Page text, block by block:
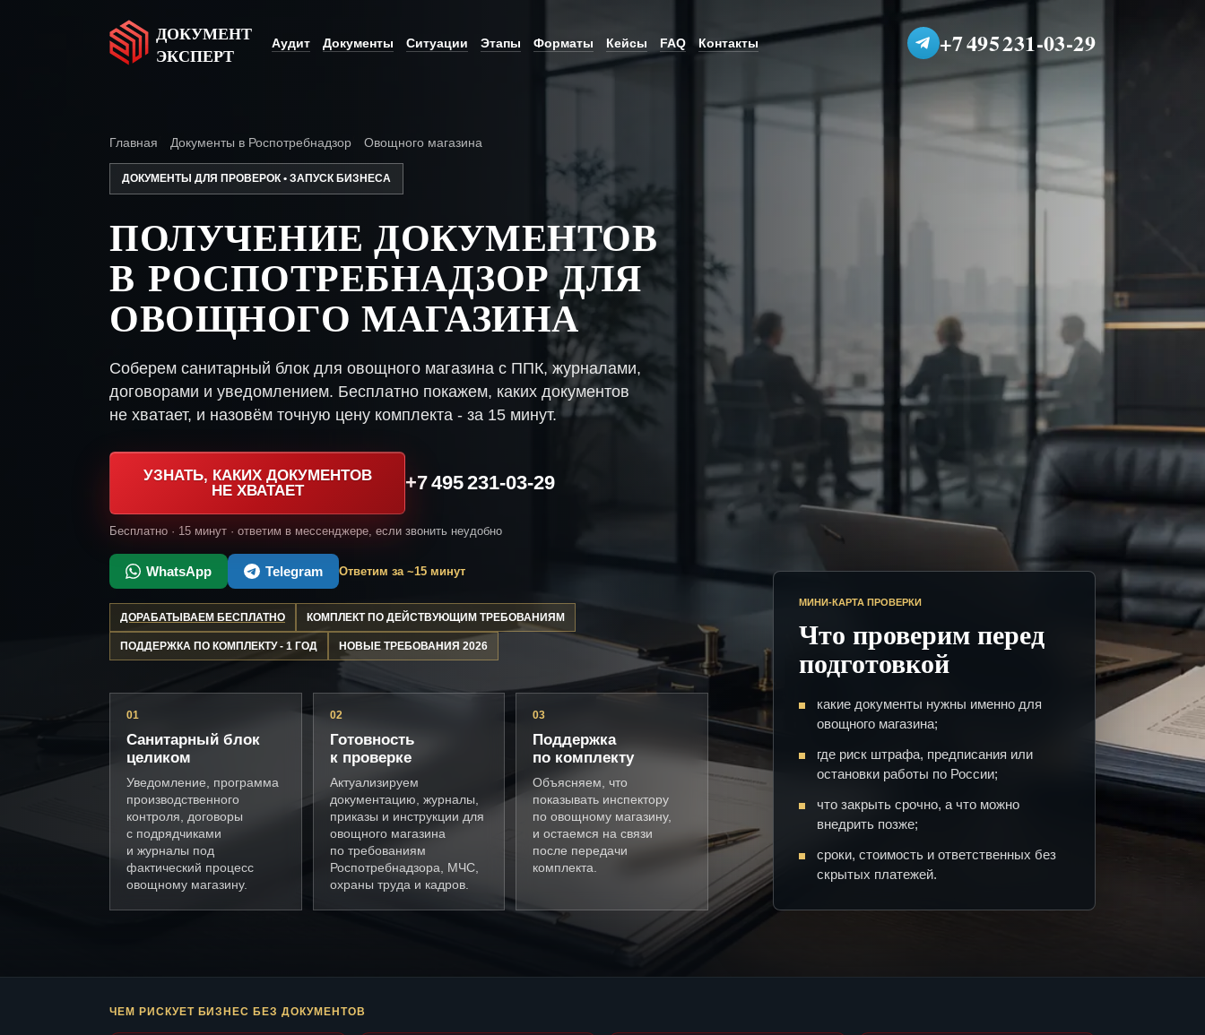
ДОКУМЕНТ
ЭКСПЕРТ
Аудит Документы Ситуации Этапы Форматы Кейсы FAQ Контакты +7 495 231-03-29
Главная Документы в Роспотребнадзор Овощного магазина
ДОКУМЕНТЫ ДЛЯ ПРОВЕРОК • ЗАПУСК БИЗНЕСА
ПОЛУЧЕНИЕ ДОКУМЕНТОВ
В РОСПОТРЕБНАДЗОР ДЛЯ
ОВОЩНОГО МАГАЗИНА
Соберем санитарный блок для овощного магазина с ППК, журналами,
договорами и уведомлением. Бесплатно покажем, каких документов
не хватает, и назовём точную цену комплекта - за 15 минут.
УЗНАТЬ, КАКИХ ДОКУМЕНТОВ
НЕ ХВАТАЕТ
+7 495 231-03-29
Бесплатно · 15 минут · ответим в мессенджере, если звонить неудобно
WhatsApp Telegram Ответим за ~15 минут
ДОРАБАТЫВАЕМ БЕСПЛАТНО КОМПЛЕКТ ПО ДЕЙСТВУЮЩИМ ТРЕБОВАНИЯМ
ПОДДЕРЖКА ПО КОМПЛЕКТУ - 1 ГОД НОВЫЕ ТРЕБОВАНИЯ 2026
01
Санитарный блок
целиком
Уведомление, программа
производственного
контроля, договоры
с подрядчиками
и журналы под
фактический процесс
овощному магазину.
02
Готовность
к проверке
Актуализируем
документацию, журналы,
приказы и инструкции для
овощного магазина
по требованиям
Роспотребнадзора, МЧС,
охраны труда и кадров.
03
Поддержка
по комплекту
Объясняем, что
показывать инспектору
по овощному магазину,
и остаемся на связи
после передачи
комплекта.
МИНИ-КАРТА ПРОВЕРКИ
Что проверим перед
подготовкой
какие документы нужны именно для
овощного магазина;
где риск штрафа, предписания или
остановки работы по России;
что закрыть срочно, а что можно
внедрить позже;
сроки, стоимость и ответственных без
скрытых платежей.
ЧЕМ РИСКУЕТ БИЗНЕС БЕЗ ДОКУМЕНТОВ